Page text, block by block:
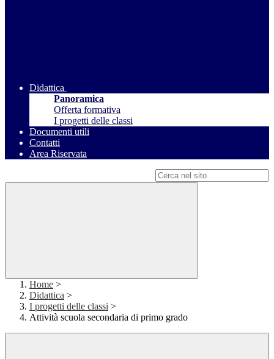
Didattica
Panoramica
Offerta formativa
I progetti delle classi
Documenti utili
Contatti
Area Riservata
Home >
Didattica >
I progetti delle classi >
Attività scuola secondaria di primo grado